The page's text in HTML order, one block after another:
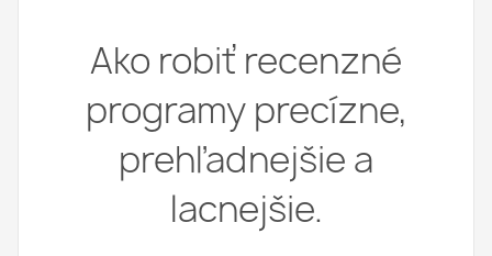
Ako robiť recenzné
programy precízne,
prehľadnejšie a
lacnejšie.